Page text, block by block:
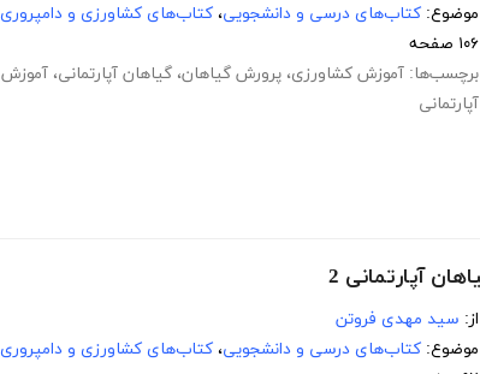
موضوع: کتاب‌های درسی و دانشجویی، کتاب‌های کشاورزی و دامپروری
۱۰۶ صفحه
برچسب‌ها: آموزش کشاورزی، پرورش گیاهان، گیاهان آپارتمانی، آموزش
آپارتمانی
آپارتمانی 2
از: سید مهدی فروتن
موضوع: کتاب‌های درسی و دانشجویی، کتاب‌های کشاورزی و دامپروری